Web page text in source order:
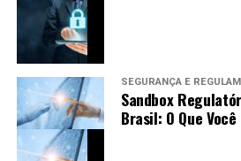
Crescimento do Uso:
Stellar quanto Ripple vejam
medida que mais pessoas e
soluções baseadas em
Adoção Regulatória:A
influenciar o crescimento de
SEGURANÇA E
Sandbox
Brasil: O Que